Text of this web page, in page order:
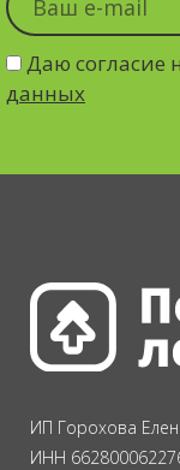
Даю согласие
данных
ИП Горохова
ИНН